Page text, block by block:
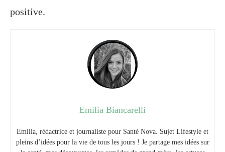
positive.
Emilia Biancarelli
Emilia, rédactrice et journaliste pour Santé Nova. Sujet Lifestyle et
pleins d’idées pour la vie de tous les jours ! Je partage mes idées sur